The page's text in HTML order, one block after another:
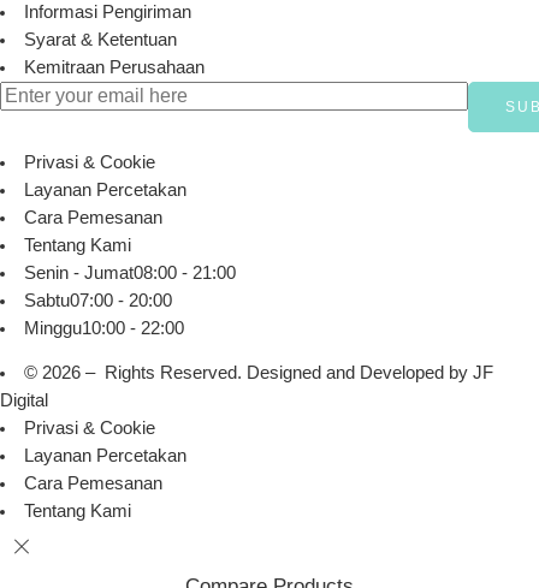
Informasi Pengiriman
Syarat & Ketentuan
Kemitraan Perusahaan
Privasi & Cookie
Layanan Percetakan
Cara Pemesanan
Tentang Kami
Senin - Jumat08:00 - 21:00
Sabtu07:00 - 20:00
Minggu10:00 - 22:00
© 2026 – Rights Reserved. Designed and Developed by JF
Digital
Privasi & Cookie
Layanan Percetakan
Cara Pemesanan
Tentang Kami